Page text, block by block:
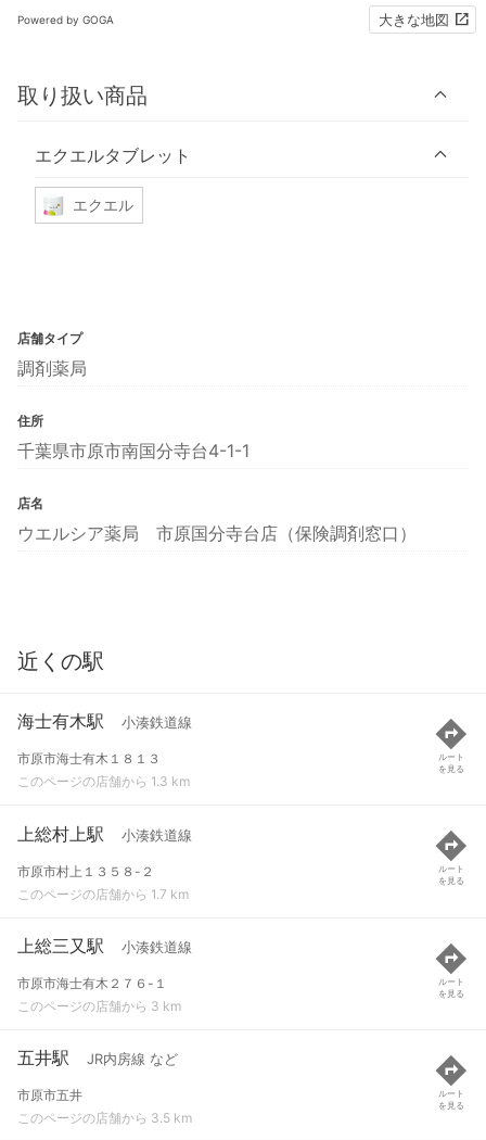
Powered by GOGA 大きな地図
取り扱い商品
エクエルタブレット
エクエル
店舗タイプ
調剤薬局
住所
千葉県市原市南国分寺台4-1-1
店名
ウエルシア薬局 市原国分寺台店（保険調剤窓口）
近くの駅
海士有木駅 小湊鉄道線
市原市海士有木１８１３
このページの店舗から 1.3 km
ルート
を見る
上総村上駅 小湊鉄道線
市原市村上１３５８-２
このページの店舗から 1.7 km
ルート
を見る
上総三又駅 小湊鉄道線
市原市海士有木２７６-１
このページの店舗から 3 km
ルート
を見る
五井駅 JR内房線 など
市原市五井
このページの店舗から 3.5 km
ルート
を見る